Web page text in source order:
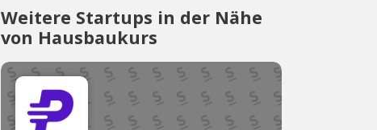
Weitere Startups in der Nähe
von Hausbaukurs